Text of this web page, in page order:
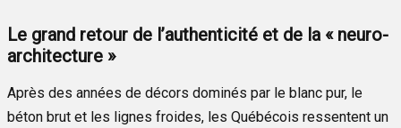
Le grand retour de l’authenticité et de la « neuro-
architecture »
Après des années de décors dominés par le blanc pur, le
béton brut et les lignes froides, les Québécois ressentent un